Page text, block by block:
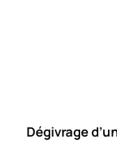
Dégivrage